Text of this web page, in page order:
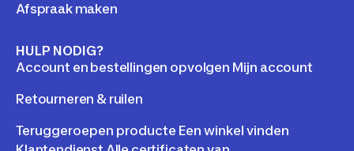
Afspraak maken
HULP NODIG?
Account en bestellingen opvolgen Mijn account
Retourneren & ruilen
Teruggeroepen producte Een winkel vinden